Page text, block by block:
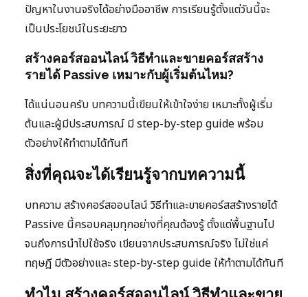
ปัญหาในงานจริงได้อย่างมืออาชีพ การเรียนรู้ตั้งแต่วันนี้จะ
เป็นประโยชน์ในระยะยาว
สร้างคอร์สออนไลน์ วิธีทำและขายคอร์สสร้าง
รายได้ Passive เหมาะกับผู้เริ่มต้นไหม?
ได้แน่นอนครับ บทความนี้เขียนให้เข้าใจง่าย เหมาะทั้งผู้เริ่ม
ต้นและผู้มีประสบการณ์ มี step-by-step guide พร้อม
ตัวอย่างให้ทำตามได้ทันที
สิ่งที่คุณจะได้เรียนรู้จากบทความนี้
บทความ สร้างคอร์สออนไลน์ วิธีทำและขายคอร์สสร้างรายได้
Passive นี้ครอบคลุมทุกอย่างที่คุณต้องรู้ ตั้งแต่พื้นฐานไป
จนถึงการนำไปใช้จริง เขียนจากประสบการณ์จริง ไม่ใช่แค่
ทฤษฎี มีตัวอย่างและ step-by-step guide ให้ทำตามได้ทันที